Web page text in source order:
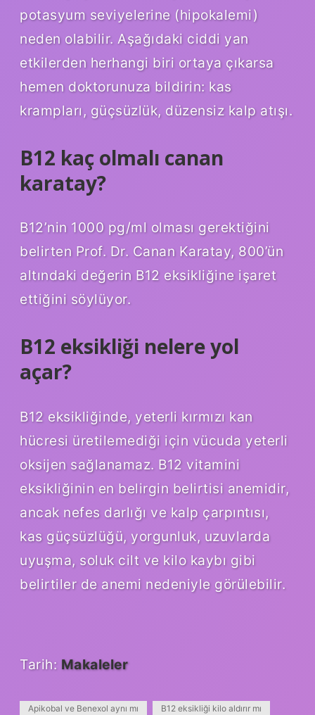
potasyum seviyelerine (hipokalemi)
neden olabilir. Aşağıdaki ciddi yan
etkilerden herhangi biri ortaya çıkarsa
hemen doktorunuza bildirin: kas
krampları, güçsüzlük, düzensiz kalp atışı.
B12 kaç olmalı canan
karatay?
B12’nin 1000 pg/ml olması gerektiğini
belirten Prof. Dr. Canan Karatay, 800’ün
altındaki değerin B12 eksikliğine işaret
ettiğini söylüyor.
B12 eksikliği nelere yol
açar?
B12 eksikliğinde, yeterli kırmızı kan
hücresi üretilemediği için vücuda yeterli
oksijen sağlanamaz. B12 vitamini
eksikliğinin en belirgin belirtisi anemidir,
ancak nefes darlığı ve kalp çarpıntısı,
kas güçsüzlüğü, yorgunluk, uzuvlarda
uyuşma, soluk cilt ve kilo kaybı gibi
belirtiler de anemi nedeniyle görülebilir.
Tarih: Makaleler
Apikobal ve Benexol aynı mı B12 eksikliği kilo aldırır mı